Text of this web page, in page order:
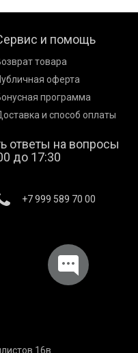
и помощь
товара
оферта
программа
и способ оплаты
ответы на вопросы
до 17:30
+7 999 589 70 00
16в